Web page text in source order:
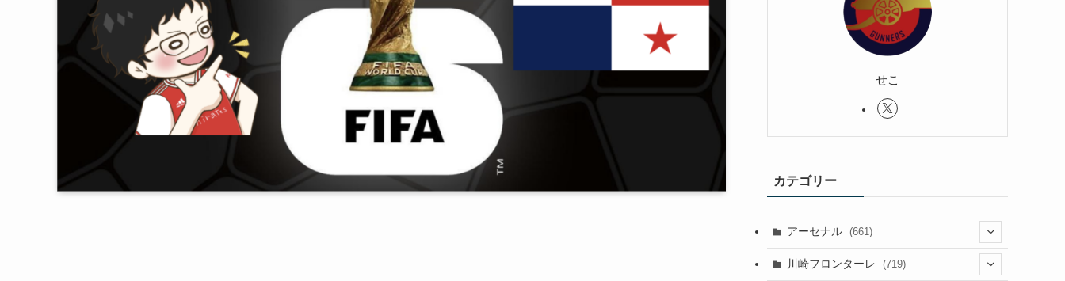
せこ
カテゴリー
アーセナル (661)
(123)
川崎フロンターレ (719)